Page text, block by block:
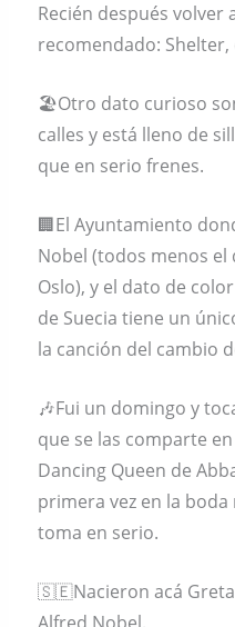
Recién después volver
recomendado: Shelter,
🏖Otro dato curioso
calles y está lleno de
que en serio frenes.
🏢El Ayuntamiento
Nobel (todos menos el
Oslo), y el dato de
de Suecia tiene un
la canción del cambio
🎶Fui un domingo y
que se las comparte
Dancing Queen de
primera vez en la boda
toma en serio.
🇸🇪Nacieron acá Greta
Alfred Nobel.